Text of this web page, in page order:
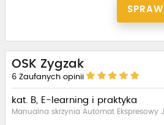
OSK Zygzak
6 Zaufanych opinii
kat. B, E-learning i praktyka
Manualna skrzynia Automat Ekspresowy